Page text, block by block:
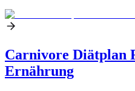
Carnivore Diätplan
Ernährung